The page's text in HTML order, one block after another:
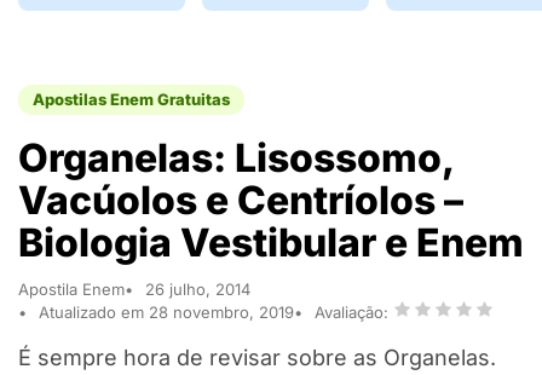
Apostilas Enem Gratuitas
Organelas: Lisossomo,
Vacúolos e Centríolos –
Biologia Vestibular e Enem
Apostila Enem
26 julho, 2014
Atualizado em 28 novembro, 2019
Avaliação:
É sempre hora de revisar sobre as Organelas.